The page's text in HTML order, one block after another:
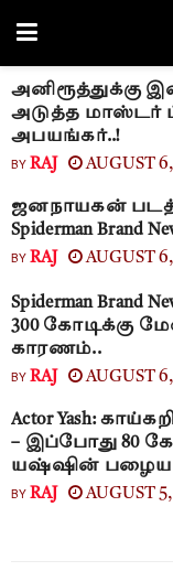
அனிரூத்துக்கு
அடுத்த
அபயங்கர்..!
BY RAJ AUGUST
ஜனநாயகன்
Spiderman Brand
BY RAJ AUGUST
Spiderman Brand
300 கோடிக்கு
காரணம்..
BY RAJ AUGUST
Actor Yash:
– இப்போது 80
யஷ்ஷின் பழைய
BY RAJ AUGUST